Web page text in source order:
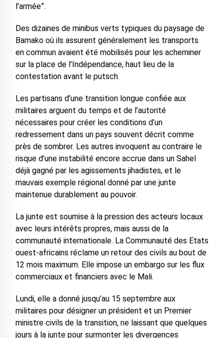
l’armée”.
Des dizaines de minibus verts typiques du paysage de
Bamako où ils assurent généralement les transports
en commun avaient été mobilisés pour les acheminer
sur la place de l’Indépendance, haut lieu de la
contestation avant le putsch.
Les partisans d’une transition longue confiée aux
militaires arguent du temps et de l’autorité
nécessaires pour créer les conditions d’un
redressement dans un pays souvent décrit comme
près de sombrer. Les autres invoquent au contraire le
risque d’une instabilité encore accrue dans un Sahel
déjà gagné par les agissements jihadistes, et le
mauvais exemple régional donné par une junte
maintenue durablement au pouvoir.
La junte est soumise à la pression des acteurs locaux
avec leurs intérêts propres, mais aussi de la
communauté internationale. La Communauté des Etats
ouest-africains réclame un retour des civils au bout de
12 mois maximum. Elle impose un embargo sur les flux
commerciaux et financiers avec le Mali.
Lundi, elle a donné jusqu’au 15 septembre aux
militaires pour désigner un président et un Premier
ministre civils de la transition, ne laissant que quelques
jours à la junte pour surmonter les divergences